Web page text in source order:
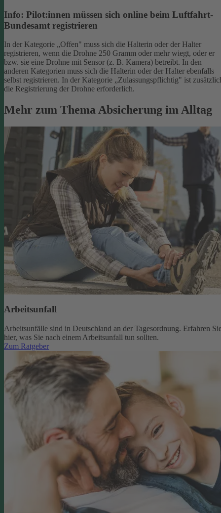
Info: Pilot:innen müssen sich online beim Luftfahrt-
Bundesamt registrieren
In der Kategorie „Offen" muss sich die Halterin oder der Halter
registrieren, wenn die Drohne 250 Gramm oder mehr wiegt, oder er
bzw. sie eine Drohne mit Sensor (z. B. Kamera) betreibt. In den
anderen Kategorien muss sich die Halterin oder der Halter ebenfalls
selbst registrieren. In der Kategorie „Zulassungspflichtig" ist
die Registrierung der Drohne erforderlich.
Mehr zum Thema Absicherung im Alltag
Arbeitsunfall
Arbeitsunfälle sind in Deutschland an der Tagesordnung. Erfahren
hier, was Sie nach einem Arbeitsunfall tun sollten.
Zum Ratgeber